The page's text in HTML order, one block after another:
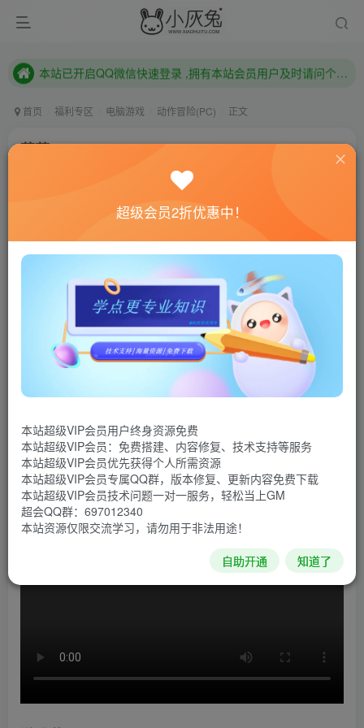
本站已开启QQ微信快速登录 ,拥有本站会员用户及时请问个人中心绑定！
本站已开启QQ微信快速登录 ,拥有本站会员用户及时请问个人中心绑定！
首页 福利专区 电脑游戏 动作冒险(PC) 正文
蔚蓝/Celeste
联网教程： 内附教程
单机教程： 内附教程
不懂的话联系客服！！！
本站的资源转载自国内外各大媒体和网络，仅供试玩体
验。如果您喜欢该游戏内容，请支持正版 →→→正版购买
游戏介绍
《蔚蓝》是Matt Makes Games Inc.推出的又一力作。
玩家需要在女主角Madeline攀登塞莱斯特山的旅程中，帮助
她克服内心深处的恐惧。勇敢面对困难，解开神秘山峰的谜
团吧。
游戏视频
超级会员2折优惠中！
本站超级VIP会员用户终身资源免费
本站超级VIP会员：免费搭建、内容修复、技术支持等服务
本站超级VIP会员优先获得个人所需资源
本站超级VIP会员专属QQ群，版本修复、更新内容免费下载
本站超级VIP会员技术问题一对一服务，轻松当上GM
超会QQ群：697012340
本站资源仅限交流学习，请勿用于非法用途！
自助开通 知道了